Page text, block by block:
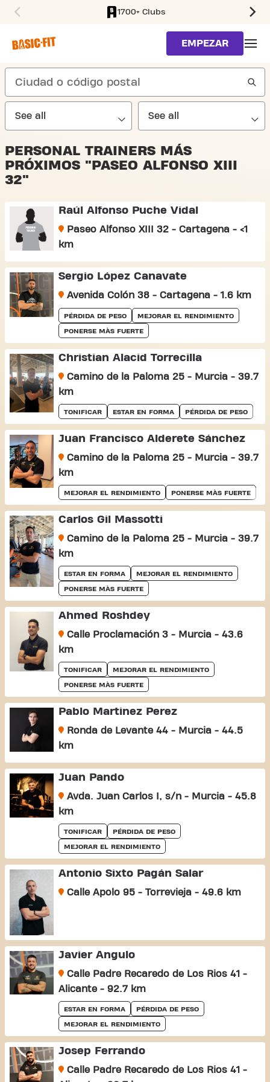
1700+ Clubs
EMPEZAR
search
PERSONAL TRAINERS MÁS
PRÓXIMOS "PASEO ALFONSO XIII
32"
Raúl Alfonso Puche Vidal
Paseo Alfonso XIII 32 - Cartagena - <1
km
Sergio López Canavate
Avenida Colón 38 - Cartagena - 1.6 km
PÉRDIDA DE PESO MEJORAR EL RENDIMIENTO
PONERSE MÀS FUERTE
Christian Alacid Torrecilla
Camino de la Paloma 25 - Murcia - 39.7
km
TONIFICAR ESTAR EN FORMA PÉRDIDA DE PESO
Juan Francisco Alderete Sánchez
Camino de la Paloma 25 - Murcia - 39.7
km
MEJORAR EL RENDIMIENTO PONERSE MÀS FUERTE
Carlos Gil Massotti
Camino de la Paloma 25 - Murcia - 39.7
km
ESTAR EN FORMA MEJORAR EL RENDIMIENTO
PONERSE MÀS FUERTE
Ahmed Roshdey
Calle Proclamación 3 - Murcia - 43.6
km
TONIFICAR MEJORAR EL RENDIMIENTO
PONERSE MÀS FUERTE
Pablo Martinez Perez
Ronda de Levante 44 - Murcia - 44.5
km
Juan Pando
Avda. Juan Carlos I, s/n - Murcia - 45.8
km
TONIFICAR PÉRDIDA DE PESO
MEJORAR EL RENDIMIENTO
Antonio Sixto Pagán Salar
Calle Apolo 95 - Torrevieja - 49.6 km
Javier Angulo
Calle Padre Recaredo de Los Rios 41 -
Alicante - 92.7 km
ESTAR EN FORMA PÉRDIDA DE PESO
MEJORAR EL RENDIMIENTO
Josep Ferrando
Calle Padre Recaredo de Los Rios 41 -